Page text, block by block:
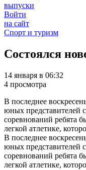
выпуски
Войти
на сайт
Спорт и туризм
Состоялся
14 января в 06:32
4 просмотра
В последнее
юных представителей
соревнований ребята
легкой атлетике,
В последнее
юных представителей
соревнований ребята
легкой атлетике,